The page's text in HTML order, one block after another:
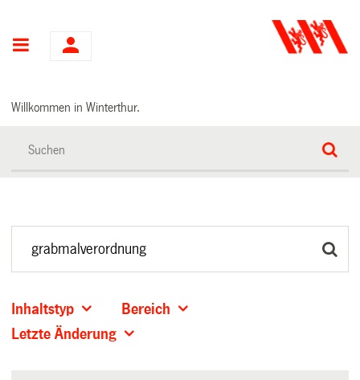
Hauptnavigation
Willkommen in Winterthur.
Inhaltstyp
Bereich
Letzte Änderung